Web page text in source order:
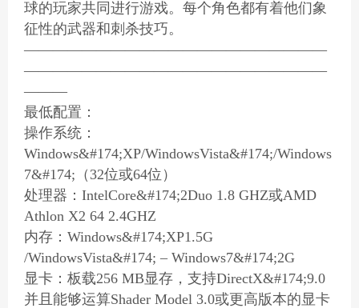
球的玩家共同进行游戏。每个角色都有着他们象
征性的武器和刺杀技巧。
—————————————————————
—————————————————————
———
最低配置：
操作系统：
Windows&#174;XP/WindowsVista&#174;/Windows
7&#174;（32位或64位）
处理器：IntelCore&#174;2Duo 1.8 GHZ或AMD
Athlon X2 64 2.4GHZ
内存：Windows&#174;XP1.5G
/WindowsVista&#174; – Windows7&#174;2G
显卡：板载256 MB显存，支持DirectX&#174;9.0
并且能够运算Shader Model 3.0或更高版本的显卡